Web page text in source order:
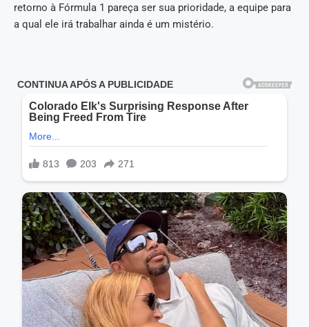
retorno à Fórmula 1 pareça ser sua prioridade, a equipe para
a qual ele irá trabalhar ainda é um mistério.